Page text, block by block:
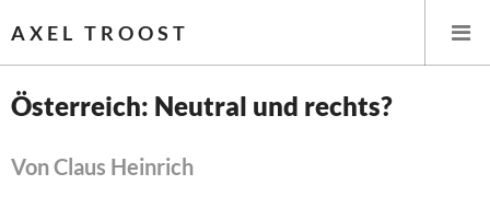
AXEL TROOST
Österreich: Neutral und rechts?
Von Claus Heinrich